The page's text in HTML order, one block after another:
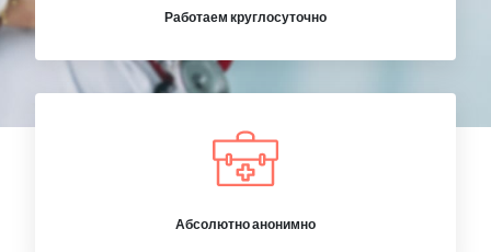
Работаем круглосуточно
Абсолютно анонимно